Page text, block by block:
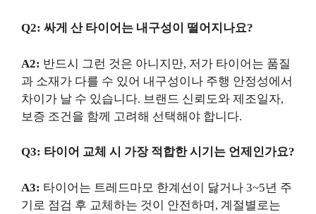
Q2: 싸게 산 타이어는 내구성이 떨어지나요?
A2: 반드시 그런 것은 아니지만, 저가 타이어는 품질
과 소재가 다를 수 있어 내구성이나 주행 안정성에서
차이가 날 수 있습니다. 브랜드 신뢰도와 제조일자,
보증 조건을 함께 고려해 선택해야 합니다.
Q3: 타이어 교체 시 가장 적합한 시기는 언제인가요?
A3: 타이어는 트레드마모 한계선이 닳거나 3~5년 주
기로 점검 후 교체하는 것이 안전하며, 계절별로는